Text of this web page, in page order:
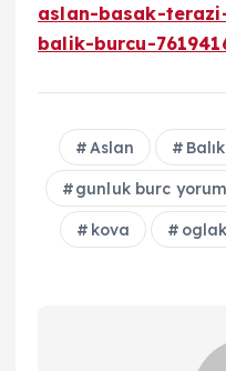
aslan-basak-
balik-burcu-
Aslan Balık
gunluk burc
kova oglak